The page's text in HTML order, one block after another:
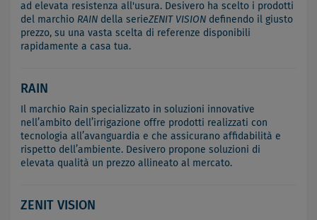
ad elevata resistenza all'usura. Desivero ha scelto i prodotti
del marchio RAIN della serieZENIT VISION definendo il giusto
prezzo, su una vasta scelta di referenze disponibili
rapidamente a casa tua.
RAIN
Il marchio Rain specializzato in soluzioni innovative
nell’ambito dell’irrigazione offre prodotti realizzati con
tecnologia all’avanguardia e che assicurano affidabilità e
rispetto dell’ambiente. Desivero propone soluzioni di
elevata qualità un prezzo allineato al mercato.
ZENIT VISION